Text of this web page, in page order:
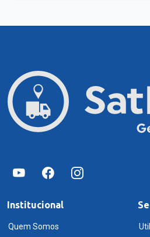
Institucional
Quem Somos